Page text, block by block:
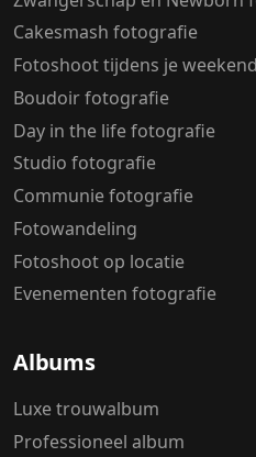
Cakesmash fotografie
Fotoshoot tijdens je
Boudoir fotografie
Day in the life fotografie
Studio fotografie
Communie fotografie
Fotowandeling
Fotoshoot op locatie
Evenementen fotografie
Albums
Luxe trouwalbum
Professioneel album